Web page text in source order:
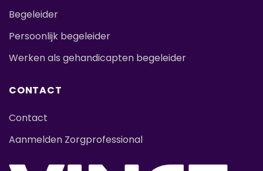
Begeleider
Persoonlijk begeleider
Werken als gehandicapten begeleider
CONTACT
Contact
Aanmelden Zorgprofessional